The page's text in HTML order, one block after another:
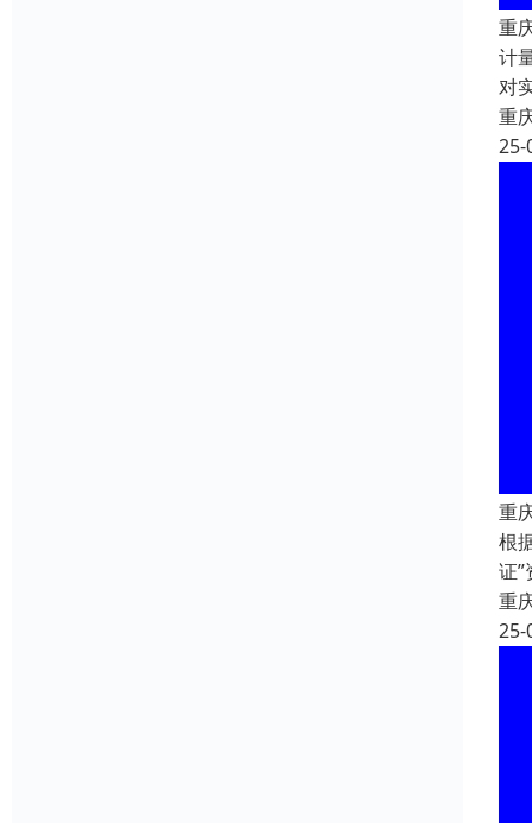
重
计
对
重
25-
重
根
证
重
25-